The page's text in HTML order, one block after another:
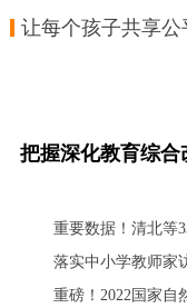
让每个孩子共享公平而有质量的
把握深化教育综合
重要数据！清北等33
落实中小学教师家
重磅！2022国家自